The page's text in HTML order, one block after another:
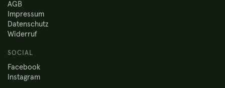
AGB
Impressum
Datenschutz
Widerruf
SOCIAL
Facebook
Instagram